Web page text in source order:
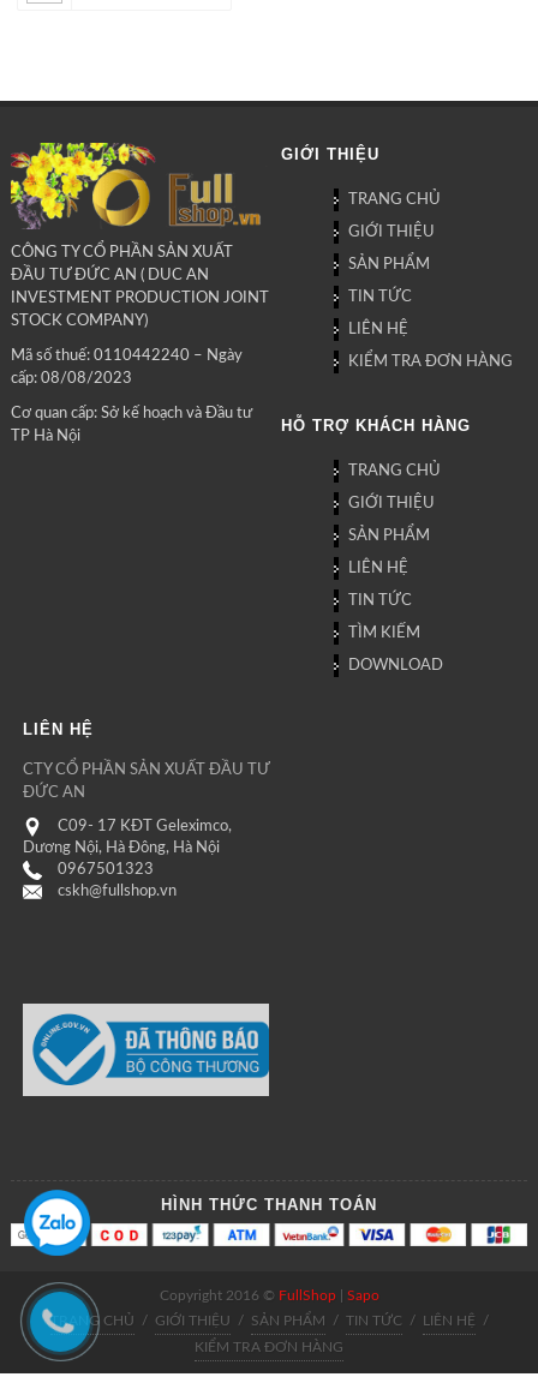
CÔNG TY CỔ PHẦN SẢN XUẤT
ĐẦU TƯ ĐỨC AN ( DUC AN
INVESTMENT PRODUCTION JOINT
STOCK COMPANY)
Mã số thuế: 0110442240 – Ngày
cấp: 08/08/2023
Cơ quan cấp: Sở kế hoạch và Đầu tư
TP Hà Nội
GIỚI THIỆU
TRANG CHỦ
GIỚI THIỆU
SẢN PHẨM
TIN TỨC
LIÊN HỆ
KIỂM TRA ĐƠN HÀNG
HỖ TRỢ KHÁCH HÀNG
TRANG CHỦ
GIỚI THIỆU
SẢN PHẨM
LIÊN HỆ
TIN TỨC
TÌM KIẾM
DOWNLOAD
LIÊN HỆ
CTY CỔ PHẦN SẢN XUẤT ĐẦU TƯ
ĐỨC AN
C09- 17 KĐT Geleximco,
Dương Nội, Hà Đông, Hà Nội
0967501323
cskh@fullshop.vn
HÌNH THỨC THANH TOÁN
Copyright 2016 © FullShop| Sapo
TRANG CHỦ
/ GIỚI THIỆU / SẢN PHẨM / TIN TỨC / LIÊN HỆ
/
KIỂM TRA ĐƠN HÀNG